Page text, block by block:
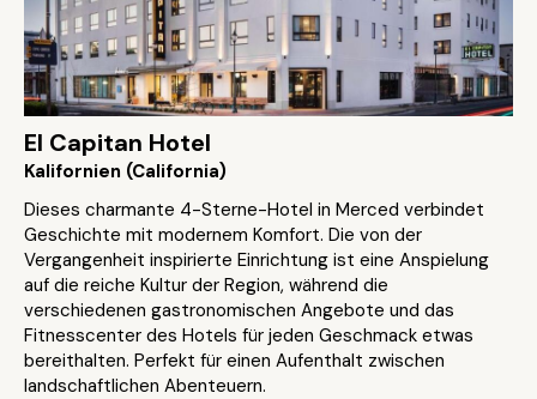
El Capitan Hotel
Kalifornien (California)
Dieses charmante 4-Sterne-Hotel in Merced verbindet
Geschichte mit modernem Komfort. Die von der
Vergangenheit inspirierte Einrichtung ist eine Anspielung
auf die reiche Kultur der Region, während die
verschiedenen gastronomischen Angebote und das
Fitnesscenter des Hotels für jeden Geschmack etwas
bereithalten. Perfekt für einen Aufenthalt zwischen
landschaftlichen Abenteuern.